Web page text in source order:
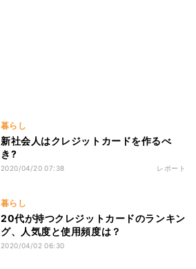
暮らし
新社会人はクレジットカードを作るべ
き?
2020/04/20 07:38 レポート
暮らし
20代が持つクレジットカードのランキン
グ、人気度と使用頻度は？
2020/04/02 06:30